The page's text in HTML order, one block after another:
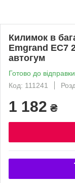
Килимок в
Emgrand EC7
автогум
Готово до відправки
Код: 111241
1 182 ₴